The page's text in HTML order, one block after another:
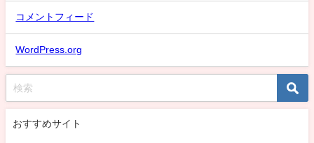
コメントフィード
WordPress.org
おすすめサイト